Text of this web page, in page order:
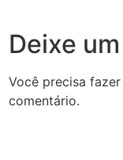
Deixe
Você precisa
comentário.